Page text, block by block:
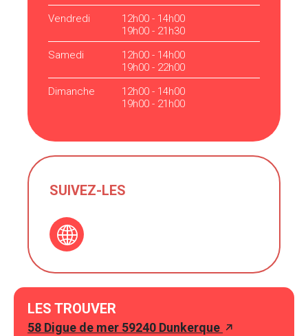
Vendredi
12h00 - 14h00
19h00 - 21h30
Samedi
12h00 - 14h00
19h00 - 22h00
Dimanche
12h00 - 14h00
19h00 - 21h00
SUIVEZ-LES
LES TROUVER
58 Digue de mer 59240 Dunkerque